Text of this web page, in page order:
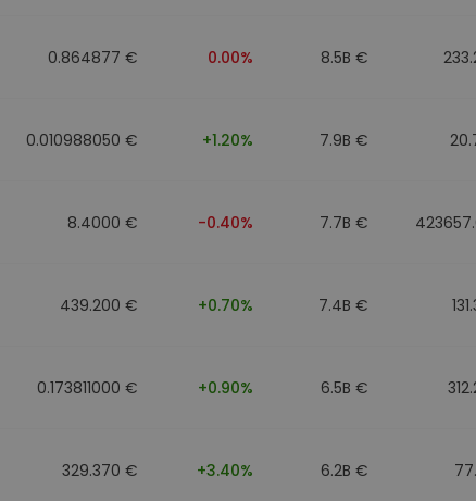
0.864877 € 0.00% 8.5B €
0.010988050 € +1.20% 7.9B €
8.4000 € -0.40% 7.7B €
439.200 € +0.70% 7.4B €
0.173811000 € +0.90% 6.5B €
329.370 € +3.40% 6.2B €